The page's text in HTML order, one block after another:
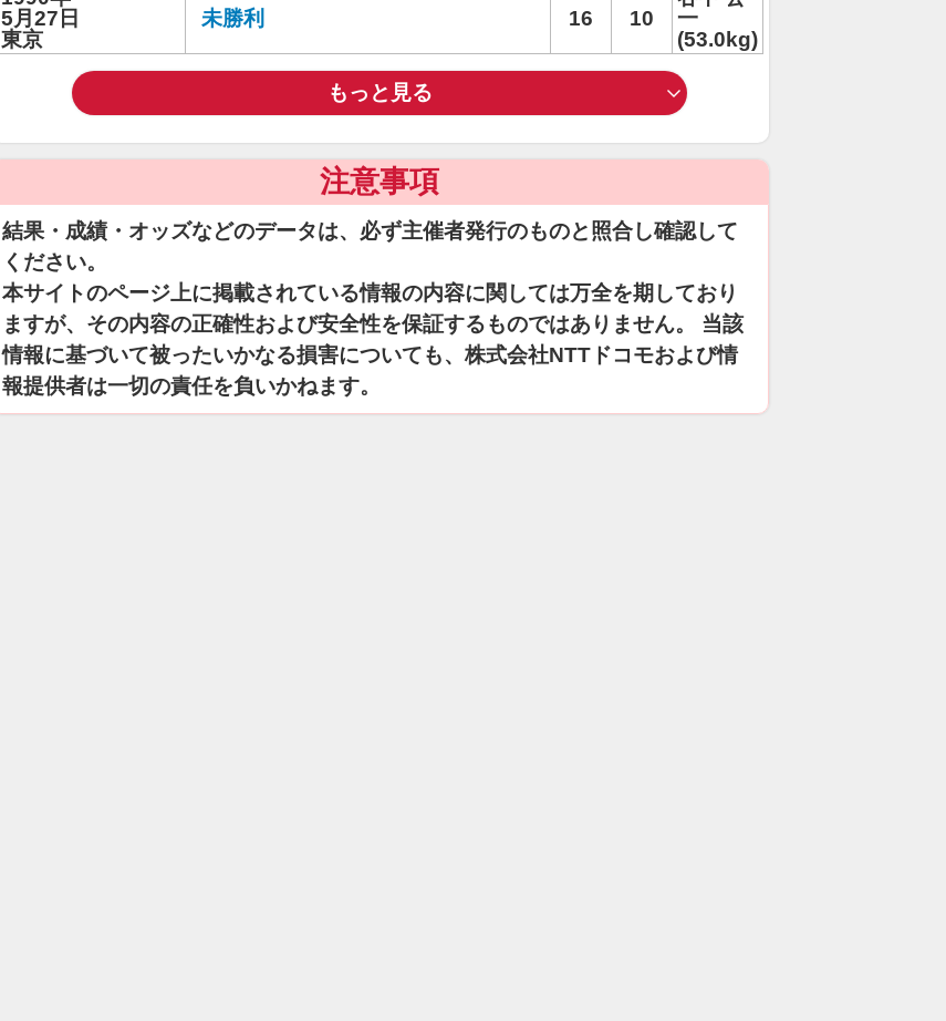
5月27日
東京
未勝利 16 10
一
(53.0kg)
もっと見る
注意事項
結果・成績・オッズなどのデータは、必ず主催者発行のものと照合し確認して
ください。
本サイトのページ上に掲載されている情報の内容に関しては万全を期しており
ますが、その内容の正確性および安全性を保証するものではありません。 当該
情報に基づいて被ったいかなる損害についても、株式会社NTTドコモおよび情
報提供者は一切の責任を負いかねます。